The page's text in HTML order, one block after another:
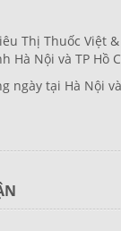
Thị Thuốc Việt
Hà Nội và TP Hồ
ngày tại Hà Nội